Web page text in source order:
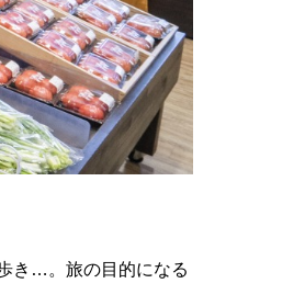
き…。旅の目的になる